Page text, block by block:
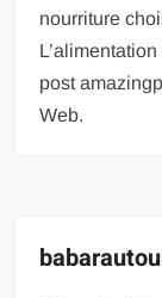
nourriture
post
Web.